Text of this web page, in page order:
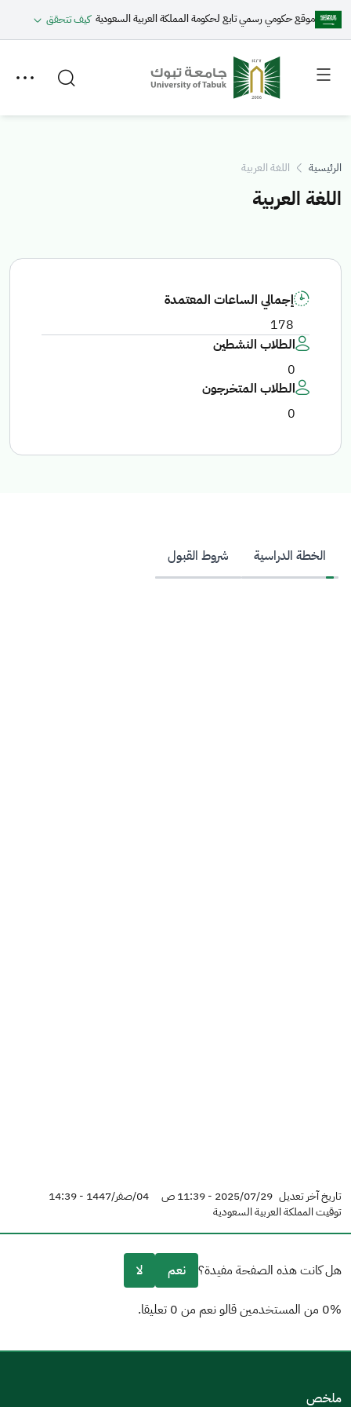
موقع حكومي رسمي تابع لحكومة المملكة العربية السعودية كيف تتحقق
Toggle
menu
Toggle
menu
الرئيسية اللغة العربية
اللغة العربية
إجمالي الساعات المعتمدة
178
الطلاب النشطين
0
الطلاب المتخرجون
0
الخطة الدراسية شروط القبول
تاريخ آخر تعديل 2025/07/29 - 11:39 ص
04/صفر/1447 - 14:39
توقيت المملكة العربية السعودية
هل كانت هذه الصفحة مفيدة؟ نعم لا
0% من المستخدمين قالو نعم من 0 تعليقا.
مكتوبة بشكل جيدملخص